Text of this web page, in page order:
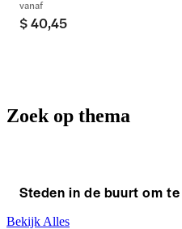
vanaf
$ 40,45
Zoek op thema
Steden in de buurt om
Bekijk Alles